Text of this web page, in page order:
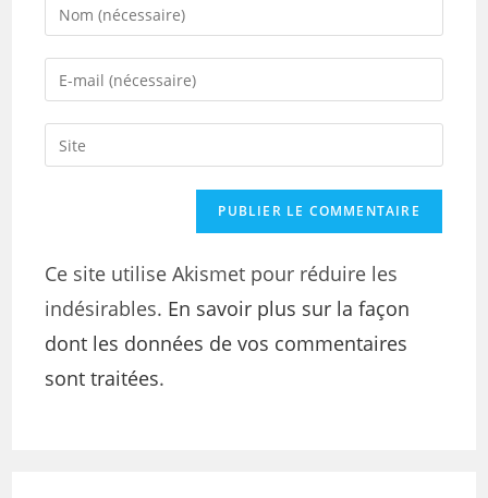
Ce site utilise Akismet pour réduire les
indésirables. En savoir plus sur la façon
dont les données de vos commentaires
sont traitées.